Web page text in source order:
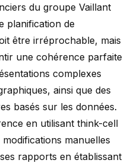
du groupe Vaillant
planification de
être irréprochable, mais
une cohérence parfaite
complexes
ainsi que des
basés sur les données.
en utilisant think-cell
manuelles
rapports en établissant